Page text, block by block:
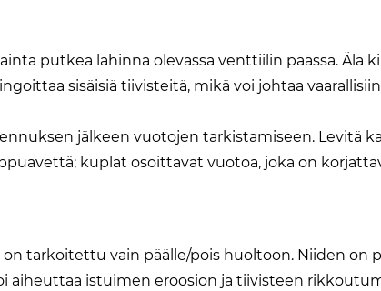
putkea lähinnä olevassa venttiilin päässä. Älä
sisäisiä tiivisteitä, mikä voi johtaa
jälkeen vuotojen tarkistamiseen. Levitä
kuplat osoittavat vuotoa, joka on
tarkoitettu vain päälle/pois huoltoon. Niiden on
aiheuttaa istuimen eroosion ja tiivisteen